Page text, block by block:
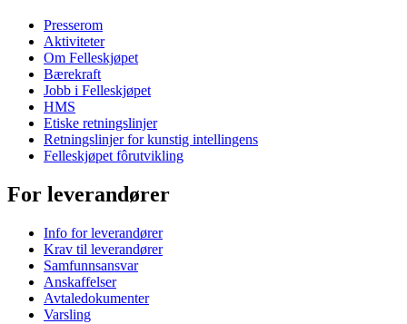
Presserom
Aktiviteter
Om Felleskjøpet
Bærekraft
Jobb i Felleskjøpet
HMS
Etiske retningslinjer
Retningslinjer for kunstig intellingens
Felleskjøpet fôrutvikling
For leverandører
Info for leverandører
Krav til leverandører
Samfunnsansvar
Anskaffelser
Avtaledokumenter
Varsling